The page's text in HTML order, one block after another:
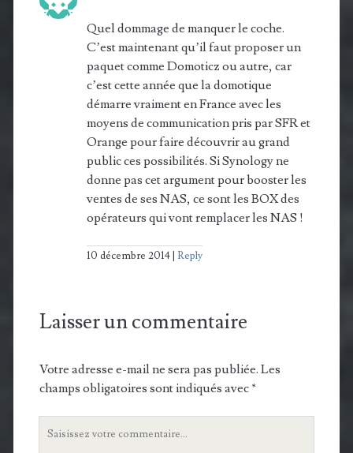
Quel dommage de manquer le coche.
C’est maintenant qu’il faut proposer un
paquet comme Domoticz ou autre, car
c’est cette année que la domotique
démarre vraiment en France avec les
moyens de communication pris par SFR et
Orange pour faire découvrir au grand
public ces possibilités. Si Synology ne
donne pas cet argument pour booster les
ventes de ses NAS, ce sont les BOX des
opérateurs qui vont remplacer les NAS !
10 décembre 2014 Reply
Laisser un commentaire
Votre adresse e-mail ne sera pas publiée. Les
champs obligatoires sont indiqués avec*
Votre